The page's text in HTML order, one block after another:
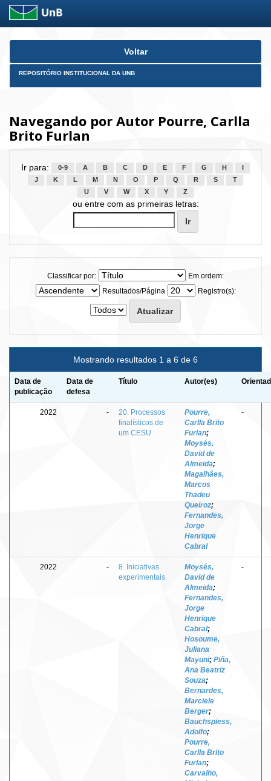
Skip
Voltar
REPOSITÓRIO INSTITUCIONAL DA UNB
Navegando por Autor Pourre, Carlla
Brito Furlan
Ir para: 0-9 A B C D E F G H
J
K L M N O P Q R S
T
U
V W X Y Z
ou entre com as primeiras letras:
Classificar por:
Em ordem:
Resultados/Página
Registro(s):
Mostrando resultados 1 a 6 de 6
Data de
publicação
Data de
defesa
Título Autor(es)
2022 -
20. Processos
finalísticos de
um CESU
Pourre,
Carlla Brito
Furlan;
Moysés,
David de
Almeida;
Magalhães,
Marcos
Thadeu
Queiroz;
Fernandes,
Jorge
Henrique
Cabral
-
2022 -
8. Iniciativas
experimentais
Moysés,
David de
Almeida;
Fernandes,
Jorge
Henrique
Cabral;
Hosoume,
Juliana
Mayuni; Piña,
Ana Beatriz
Souza;
Bernardes,
Marciele
Berger;
Bauchspiess,
Adolfo;
Pourre,
Carlla Brito
Furlan;
Carvalho,
-